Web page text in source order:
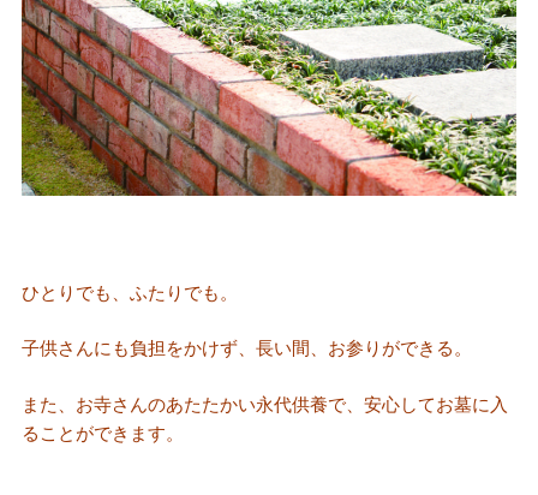
ひとりでも、ふたりでも。
子供さんにも負担をかけず、長い間、お参りができる。
また、お寺さんのあたたかい永代供養で、安心してお墓に入
ることができます。